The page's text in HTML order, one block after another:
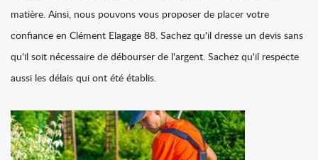
matière. Ainsi, nous pouvons vous proposer de placer votre
confiance en Clément Elagage 88. Sachez qu'il dresse un devis sans
qu'il soit nécessaire de débourser de l'argent. Sachez qu'il respecte
aussi les délais qui ont été établis.